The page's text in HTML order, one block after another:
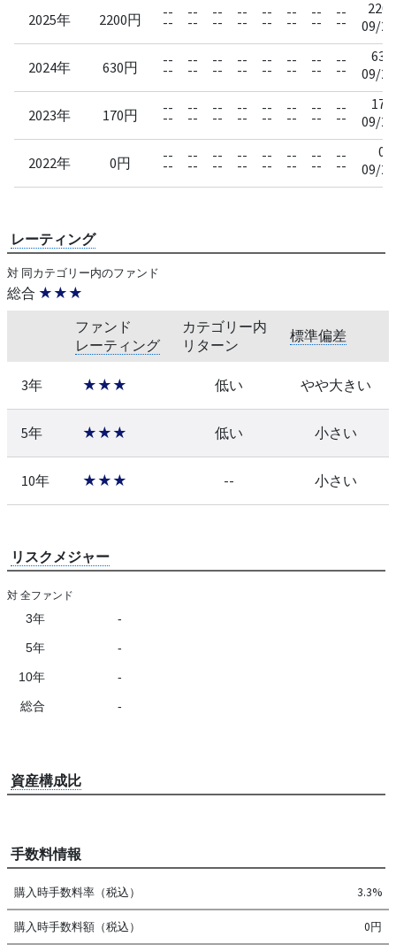
2025年 2200円 --
--
--
--
--
--
--
--
--
--
--
--
--
--
--
--
2200
09/22
2024年 630円 --
--
--
--
--
--
--
--
--
--
--
--
--
--
--
--
630
09/20
2023年 170円 --
--
--
--
--
--
--
--
--
--
--
--
--
--
--
--
170
09/20
2022年 0円 --
--
--
--
--
--
--
--
--
--
--
--
--
--
--
--
0
09/20
レーティング
対 同カテゴリー内のファンド
総合 ★★★
ファンド
レーティング
カテゴリー内
リターン
標準偏差
3年 ★★★ 低い やや大きい
5年 ★★★ 低い 小さい
10年 ★★★ -- 小さい
リスクメジャー
対 全ファンド
3年 -
5年 -
10年 -
総合 -
資産構成比
手数料情報
購入時手数料率（税込） 3.3%
購入時手数料額（税込） 0円